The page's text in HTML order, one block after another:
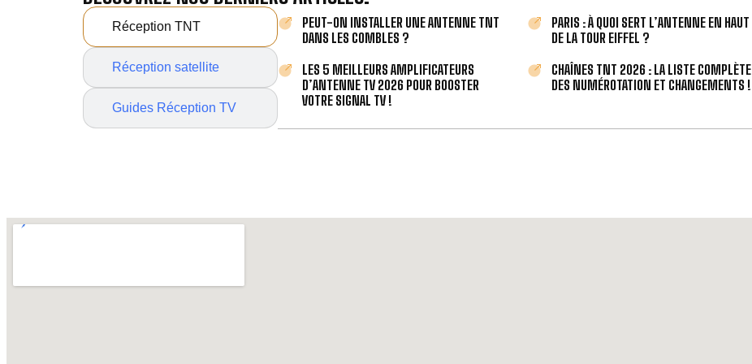
Réception TNT
Réception satellite
Guides Réception TV
PEUT-ON INSTALLER UNE ANTENNE TNT
DANS LES COMBLES ?
PARIS : À QUOI SERT L’ANTENNE EN HAUT
DE LA TOUR EIFFEL ?
LES 5 MEILLEURS AMPLIFICATEURS
D’ANTENNE TV 2026 POUR BOOSTER
VOTRE SIGNAL TV !
CHAÎNES TNT 2026 : LA LISTE COMPLÈTE
DES NUMÉROTATION ET CHANGEMENTS !